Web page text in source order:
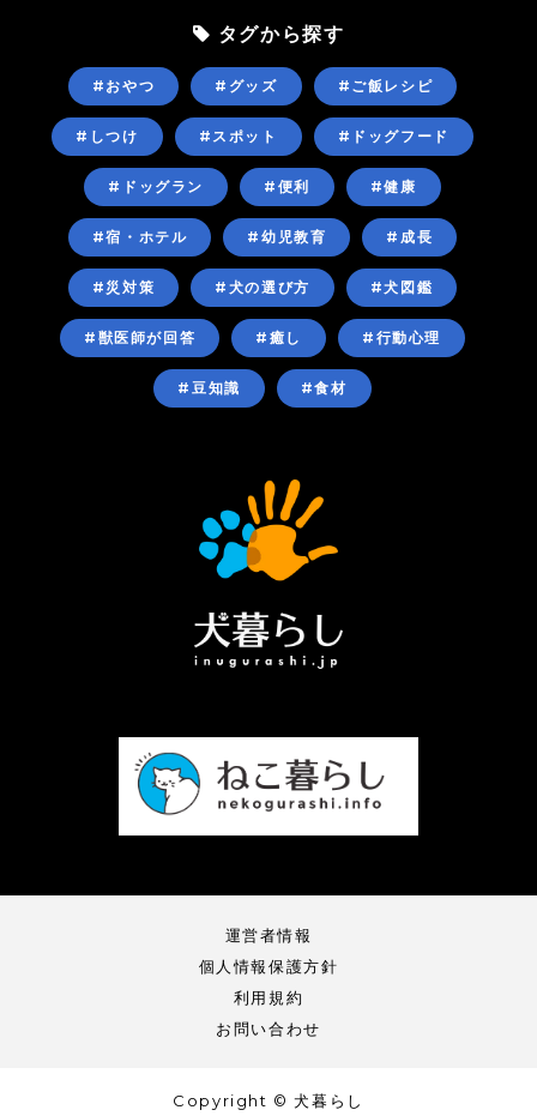
タグから探す
#おやつ #グッズ #ご飯レシピ
#しつけ #スポット #ドッグフード
#ドッグラン #便利 #健康
#宿・ホテル #幼児教育 #成長
#災対策 #犬の選び方 #犬図鑑
#獣医師が回答 #癒し #行動心理
#豆知識 #食材
運営者情報
個人情報保護方針
利用規約
お問い合わせ
Copyright © 犬暮らし